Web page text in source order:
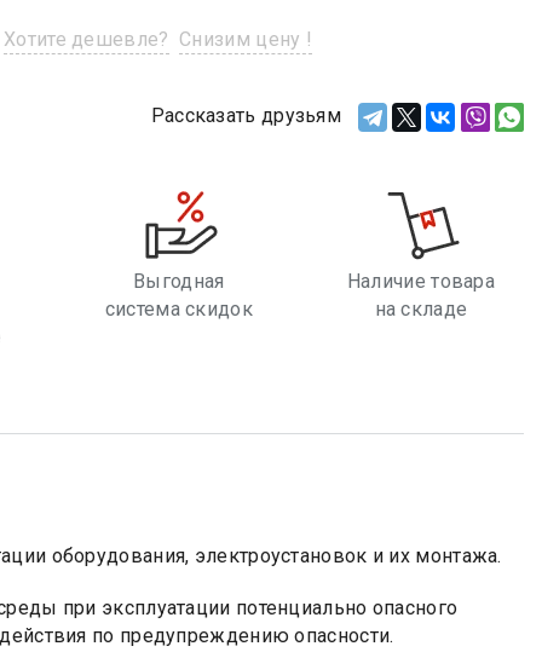
Хотите дешевле? Снизим цену !
Рассказать друзьям
Выгодная
система скидок
Наличие товара
на складе
оборудования, электроустановок и их монтажа.
при эксплуатации потенциально опасного
по предупреждению опасности.